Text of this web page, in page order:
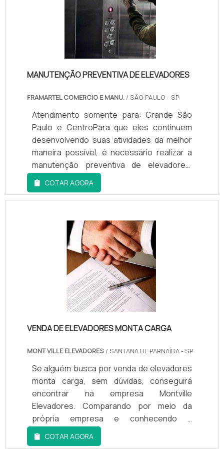
garantindo a tranquilidade dos usuários.
MANUTENÇÃO PREVENTIVA DE ELEVADORES
FRAMARTEL COMERCIO E MANU. / SÃO PAULO - SP
Atendimento somente para: Grande São
Paulo e CentroPara que eles continuem
desenvolvendo suas atividades da melhor
maneira possível, é necessário realizar a
manutenção preventiva de elevadores.
Essas possuem como principal objetivo a
conservação dos equipamentos, fazendo
não somente a limpeza e higienização dos
reparos e ajustes em suas peças e
componentes para que consigam mantê-
los funcionando de forma correta. Os
elevadores são equipamentos muito utiliz.
COTAR AGORA
VENDA DE ELEVADORES MONTA CARGA
MONT VILLE ELEVADORES / SANTANA DE PARNAÍBA - SP
Se alguém busca por venda de elevadores
monta carga, sem dúvidas, conseguirá
encontrar na empresa Montville
Elevadores. Comparando por meio da
própria empresa e conhecendo a
sofisticação, qualidade e preço justo em
um só lugar.MAIS INFORMAÇÕES SOBRE
COTAR AGORA